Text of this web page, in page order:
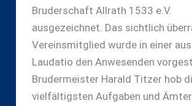
Bruderschaft Allrath 1533 e.V.
ausgezeichnet. Das sichtlich
Vereinsmitglied wurde in einer
Laudatio den Anwesenden
Brudermeister Harald Titzer hob
vielfältigsten Aufgaben und